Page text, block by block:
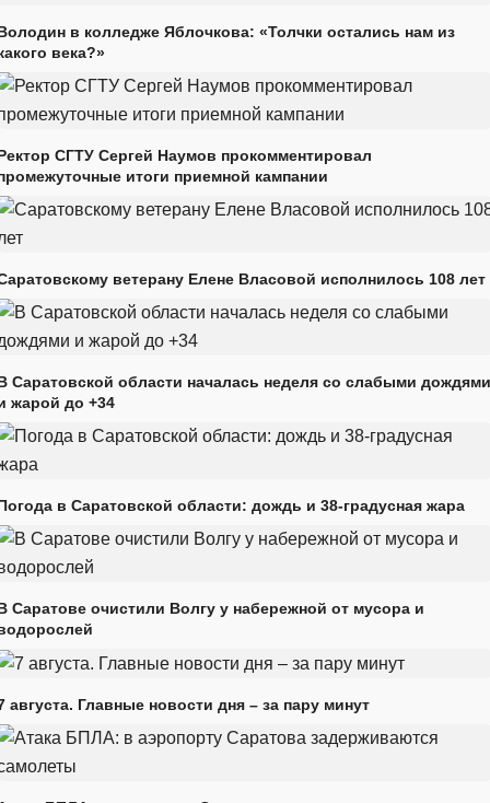
в колледже Яблочкова: «Толчки остались нам из
века?»
СГТУ Сергей Наумов прокомментировал
итоги приемной кампании
ветерану Елене Власовой исполнилось 108 лет
Саратовской области началась неделя со слабыми дождями
жарой до +34
в Саратовской области: дождь и 38-градусная жара
Саратове очистили Волгу у набережной от мусора и
августа. Главные новости дня – за пару минут